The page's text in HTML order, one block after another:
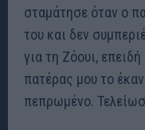
σταμάτησε όταν ο
του και δεν
για τη Ζόουι,
πατέρας μου το
πεπρωμένο.